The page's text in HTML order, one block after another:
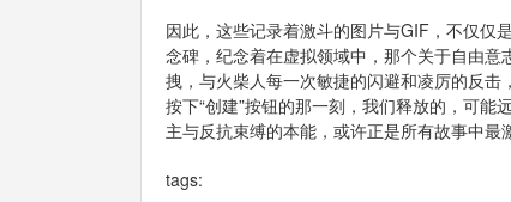
因此，这些记录着激斗的图片与GIF，不仅仅
念碑，纪念着在虚拟领域中，那个关于自由
拽，与火柴人每一次敏捷的闪避和凌厉的反
按下“创建”按钮的那一刻，我们释放的，可
主与反抗束缚的本能，或许正是所有故事中最
tags: